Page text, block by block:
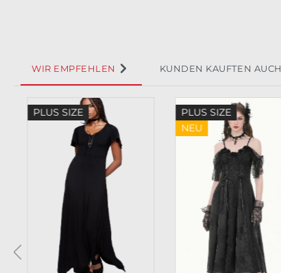
WIR EMPFEHLEN KUNDEN KAUFTEN AUCH
Produktgalerie überspringen
PLUS SIZE
PLUS SIZE
NEU